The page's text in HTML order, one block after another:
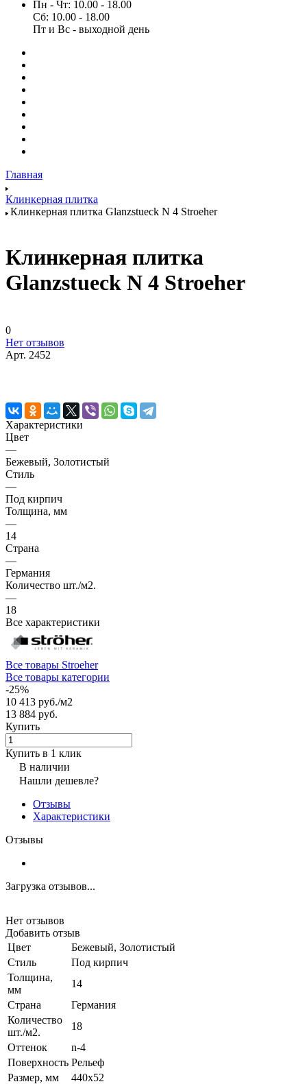
Пн - Чт: 10.00 - 18.00
Сб: 10.00 - 18.00
Пт и Вс - выходной день
Главная
Клинкерная плитка
Клинкерная плитка Glanzstueck N 4 Stroeher
Клинкерная плитка
Glanzstueck N 4 Stroeher
0
Нет отзывов
Арт. 2452
Характеристики
Цвет
—
Бежевый, Золотистый
Стиль
—
Под кирпич
Толщина, мм
—
14
Страна
—
Германия
Количество шт./м2.
—
18
Все характеристики
Все товары Stroeher
Все товары категории
-25%
10 413 руб./м2
13 884 руб.
Купить
Купить в 1 клик
В наличии
Нашли дешевле?
Отзывы
Характеристики
Отзывы
Загрузка отзывов...
Нет отзывов
Добавить отзыв
Цвет
Бежевый, Золотистый
Стиль
Под кирпич
Толщина,
мм
14
Страна
Германия
Количество
шт./м2.
18
Оттенок
n-4
Поверхность Рельеф
Размер, мм
440х52